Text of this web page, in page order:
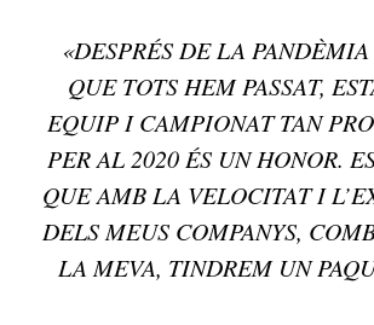
«DESPRÉS DE LA
QUE TOTS HEM PASSAT,
EQUIP I CAMPIONAT TAN
PER AL 2020 ÉS UN HONOR.
QUE AMB LA VELOCITAT I
DELS MEUS COMPANYS,
LA MEVA, TINDREM UN